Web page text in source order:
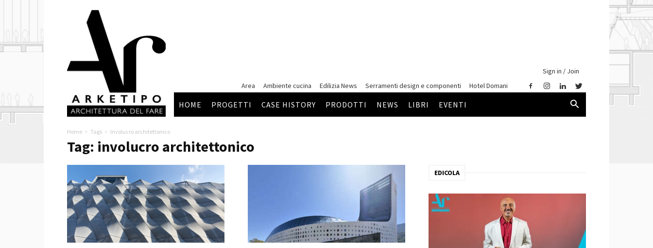
Arketipo
Sign in / Join
Area
Ambiente cucina Edilizia News Serramenti design e componenti Hotel Domani
HOME PROGETTI CASE HISTORY PRODOTTI NEWS LIBRI EVENTI
Home Tags Involucro architettonico
Tag: involucro architettonico
EDICOLA